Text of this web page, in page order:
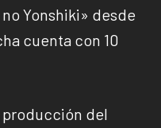
Yonshiki» desde
cuenta con 10
del